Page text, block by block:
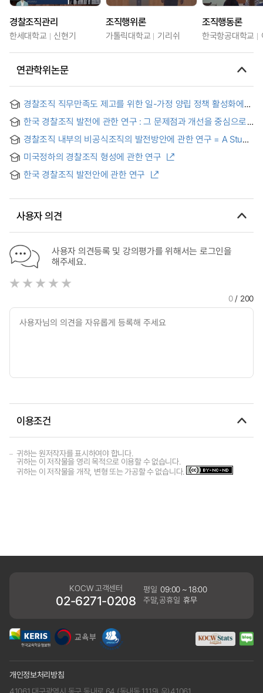
경찰조직관리
한세대학교 신현기
조직행위론
가톨릭대학교 기리쉬
조직행동론
한국항공대학교
연관학위논문
경찰조직 직무만족도 제고를 위한 일-가정 양립 정책 활성화에
FAMILY BALANCE POLICY TO ENHANCE THE JOB
SATISFACTION OF POLICE ORGANIZATION
한국 경찰조직 발전에 관한 연구 : 그 문제점과 개선을 중심으로
경찰조직 내부의 비공식조직의 발전방안에 관한 연구 = A Study
Police Organization
미국정하의 경찰조직 형성에 관한 연구
한국 경찰조직 발전안에 관한 연구
사용자 의견
사용자 의견등록 및 강의평가를 위해서는 로그인을
해주세요.
0/ 200
이용조건
귀하는 원저작자를 표시하여야 합니다.
귀하는 이 저작물을 영리 목적으로 이용할 수 없습니다.
귀하는 이 저작물을 개작, 변형 또는 가공할 수 없습니다.
KOCW 고객센터
02-6271-0208
평일 09:00 ~ 18:00
주말,공휴일 휴무
개인정보처리방침